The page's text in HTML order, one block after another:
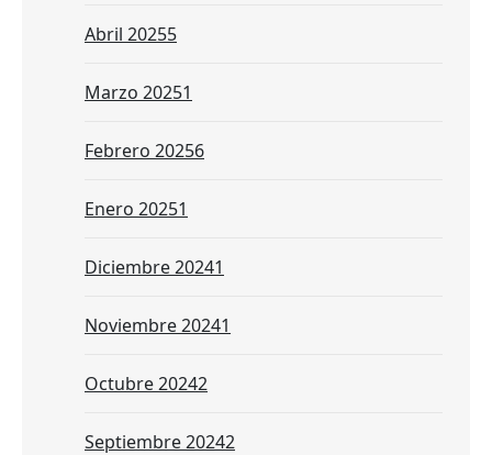
Abril 20255
Marzo 20251
Febrero 20256
Enero 20251
Diciembre 20241
Noviembre 20241
Octubre 20242
Septiembre 20242